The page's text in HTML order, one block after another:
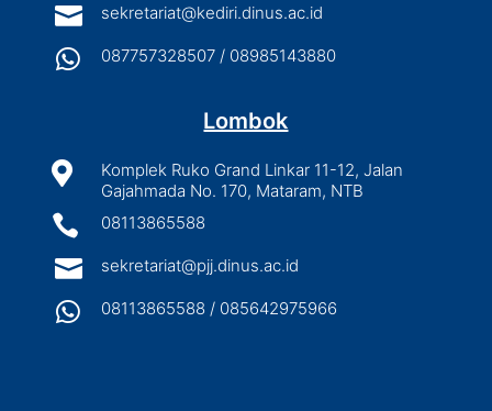
 sekretariat@kediri.dinus.ac.id
 087757328507 / 08985143880
Lombok

Komplek Ruko Grand Linkar 11-12, Jalan
Gajahmada No. 170, Mataram, NTB
 08113865588
 sekretariat@pjj.dinus.ac.id
 08113865588 / 085642975966